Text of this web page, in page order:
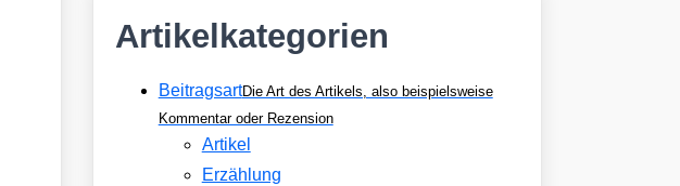
Artikelkategorien
BeitragsartDie Art des Artikels, also beispielsweise
Kommentar oder Rezension
Artikel
Erzählung